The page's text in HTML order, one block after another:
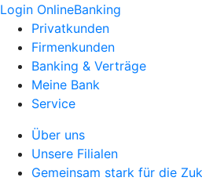
Login OnlineBanking
Privatkunden
Firmenkunden
Banking & Verträge
Meine Bank
Service
Über uns
Unsere Filialen
Gemeinsam stark für die